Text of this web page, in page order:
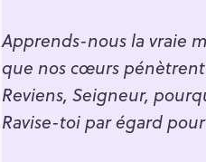
Apprends-nous la vraie
que nos cœurs pénètrent
Reviens, Seigneur,
Ravise-toi par égard